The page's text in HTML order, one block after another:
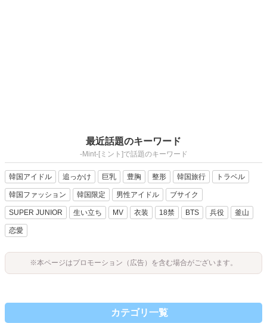
最近話題のキーワード
-Mint-[ミント]で話題のキーワード
韓国アイドル 追っかけ 巨乳 豊胸 整形 韓国旅行 トラベル
韓国ファッション 韓国限定 男性アイドル ブサイク
SUPER JUNIOR 生い立ち MV 衣装 18禁 BTS 兵役 釜山
恋愛
※本ページはプロモーション（広告）を含む場合がございます。
カテゴリ一覧